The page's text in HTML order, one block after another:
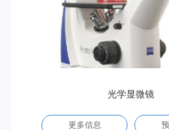
光学显微镜
更多信息